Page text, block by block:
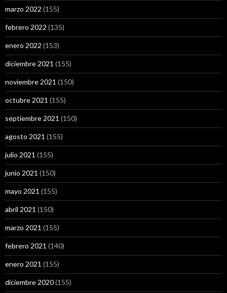
marzo 2022 (155)
febrero 2022 (135)
enero 2022 (153)
diciembre 2021 (155)
noviembre 2021 (150)
octubre 2021 (155)
septiembre 2021 (150)
agosto 2021 (155)
julio 2021 (155)
junio 2021 (150)
mayo 2021 (155)
abril 2021 (150)
marzo 2021 (155)
febrero 2021 (140)
enero 2021 (155)
diciembre 2020(155)